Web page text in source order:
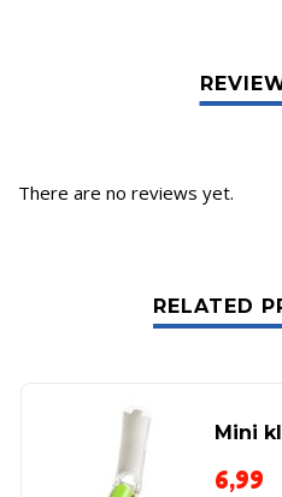
There are no reviews yet.
RELATED
Mini
6,99